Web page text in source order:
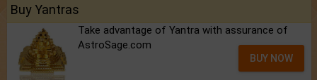
Buy Yantras
Take advantage of Yantra with assurance of
AstroSage.com
BUY NOW